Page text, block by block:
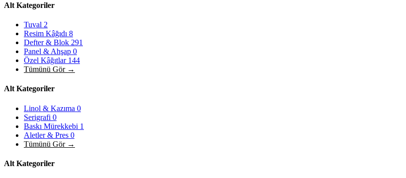
Alt Kategoriler
Tuval 2
Resim Kâğıdı 8
Defter & Blok 291
Panel & Ahşap 0
Özel Kâğıtlar 144
Tümünü Gör →
Alt Kategoriler
Linol & Kazıma 0
Serigrafi 0
Baskı Mürekkebi 1
Aletler & Pres 0
Tümünü Gör →
Alt Kategoriler